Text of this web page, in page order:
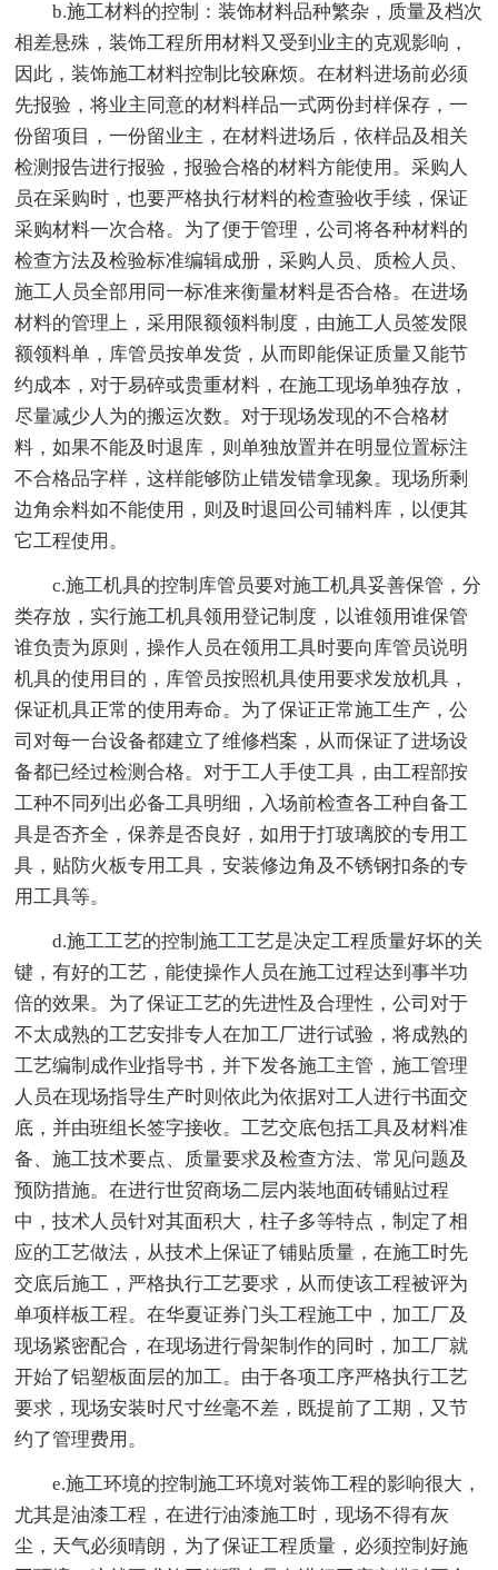
b.施工材料的控制：装饰材料品种繁杂，质量及档次
相差悬殊，装饰工程所用材料又受到业主的克观影响，
因此，装饰施工材料控制比较麻烦。在材料进场前必须
先报验，将业主同意的材料样品一式两份封样保存，一
份留项目，一份留业主，在材料进场后，依样品及相关
检测报告进行报验，报验合格的材料方能使用。采购人
员在采购时，也要严格执行材料的检查验收手续，保证
采购材料一次合格。为了便于管理，公司将各种材料的
检查方法及检验标准编辑成册，采购人员、质检人员、
施工人员全部用同一标准来衡量材料是否合格。在进场
材料的管理上，采用限额领料制度，由施工人员签发限
额领料单，库管员按单发货，从而即能保证质量又能节
约成本，对于易碎或贵重材料，在施工现场单独存放，
尽量减少人为的搬运次数。对于现场发现的不合格材
料，如果不能及时退库，则单独放置并在明显位置标注
不合格品字样，这样能够防止错发错拿现象。现场所剩
边角余料如不能使用，则及时退回公司辅料库，以便其
它工程使用。
c.施工机具的控制库管员要对施工机具妥善保管，分
类存放，实行施工机具领用登记制度，以谁领用谁保管
谁负责为原则，操作人员在领用工具时要向库管员说明
机具的使用目的，库管员按照机具使用要求发放机具，
保证机具正常的使用寿命。为了保证正常施工生产，公
司对每一台设备都建立了维修档案，从而保证了进场设
备都已经过检测合格。对于工人手使工具，由工程部按
工种不同列出必备工具明细，入场前检查各工种自备工
具是否齐全，保养是否良好，如用于打玻璃胶的专用工
具，贴防火板专用工具，安装修边角及不锈钢扣条的专
用工具等。
d.施工工艺的控制施工工艺是决定工程质量好坏的关
键，有好的工艺，能使操作人员在施工过程达到事半功
倍的效果。为了保证工艺的先进性及合理性，公司对于
不太成熟的工艺安排专人在加工厂进行试验，将成熟的
工艺编制成作业指导书，并下发各施工主管，施工管理
人员在现场指导生产时则依此为依据对工人进行书面交
底，并由班组长签字接收。工艺交底包括工具及材料准
备、施工技术要点、质量要求及检查方法、常见问题及
预防措施。在进行世贸商场二层内装地面砖铺贴过程
中，技术人员针对其面积大，柱子多等特点，制定了相
应的工艺做法，从技术上保证了铺贴质量，在施工时先
交底后施工，严格执行工艺要求，从而使该工程被评为
单项样板工程。在华夏证券门头工程施工中，加工厂及
现场紧密配合，在现场进行骨架制作的同时，加工厂就
开始了铝塑板面层的加工。由于各项工序严格执行工艺
要求，现场安装时尺寸丝毫不差，既提前了工期，又节
约了管理费用。
e.施工环境的控制施工环境对装饰工程的影响很大，
尤其是油漆工程，在进行油漆施工时，现场不得有灰
尘，天气必须晴朗，为了保证工程质量，必须控制好施